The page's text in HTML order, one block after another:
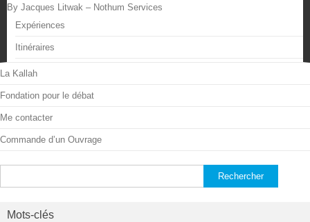
By Jacques Litwak – Nothum Services
Expériences
Itinéraires
La Kallah
Fondation pour le débat
Me contacter
Commande d’un Ouvrage
Mots-clés